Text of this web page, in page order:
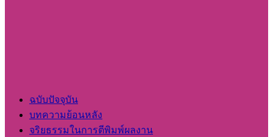
ฉบับปัจจุบัน
บทความย้อนหลัง
จริยธรรมในการตีพิมพ์ผลงาน